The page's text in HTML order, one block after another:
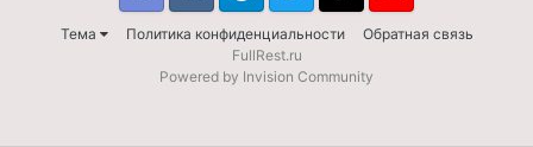
Тема Политика конфиденциальности Обратная связь
DiscordVK TelegramTwitter Steam Youtube
FullRest.ru
Powered by Invision Community